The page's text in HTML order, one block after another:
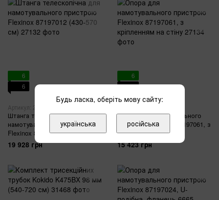
6
6
Артикул: 27132
Штанга телескопічна для
намотувального пристрою
Flexinox 87197012 (430-570 см)
19 928 грн
6
6
Опора для намотувального
пристрою Flexinox 87197061, з
кріпленням на стіну
15 423 грн
Будь ласка, оберіть мову сайту:
українська російська